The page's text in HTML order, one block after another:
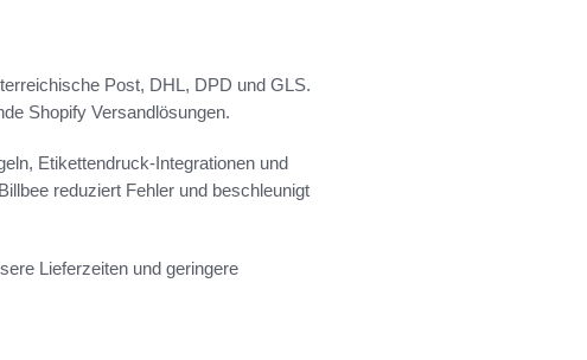
Post, DHL, DPD und GLS.
Shopify Versandlösungen.
Etikettendruck-Integrationen und
reduziert Fehler und beschleunigt
Lieferzeiten und geringere